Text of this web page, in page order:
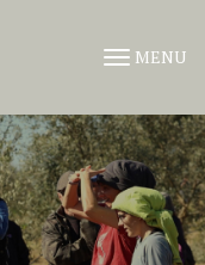
página
MENU